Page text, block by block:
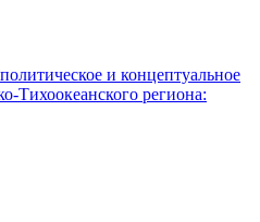
и концептуальное
Тихоокеанского региона: